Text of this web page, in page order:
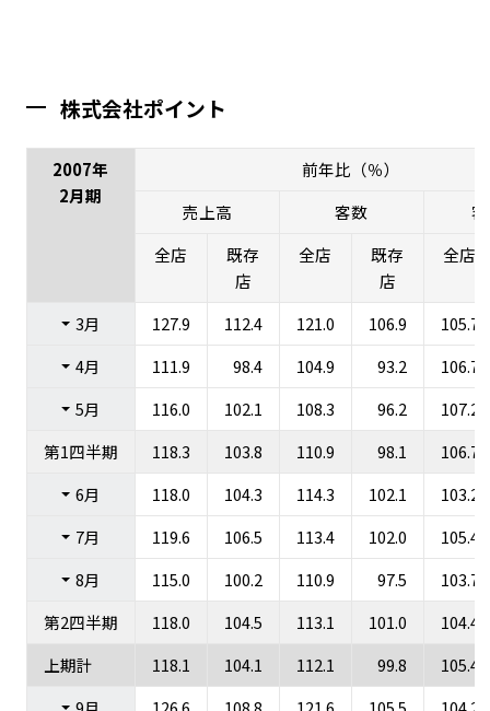
株式会社ポイント
2007年
2月期
前年比（％）
売上高
客数
全店
既存
店
全店
既存
店
全店
3月 127.9 112.4 121.0 106.9
105.7
4月
111.9 98.4 104.9 93.2
106.7
5月
116.0 102.1 108.3 96.2
107.2
第1四半期
118.3 103.8 110.9 98.1
106.7
6月
118.0 104.3 114.3 102.1
103.2
7月
119.6 106.5 113.4 102.0
105.4
8月
115.0 100.2 110.9 97.5
103.7
第2四半期
118.0 104.5 113.1 101.0
104.4
上期計
118.1 104.1 112.1 99.8
105.4